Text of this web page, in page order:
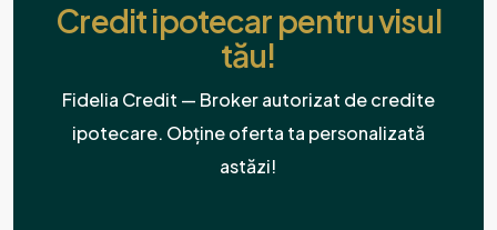
Credit ipotecar pentru visul
tău!
Fidelia Credit — Broker autorizat de credite
ipotecare. Obține oferta ta personalizată
astăzi!